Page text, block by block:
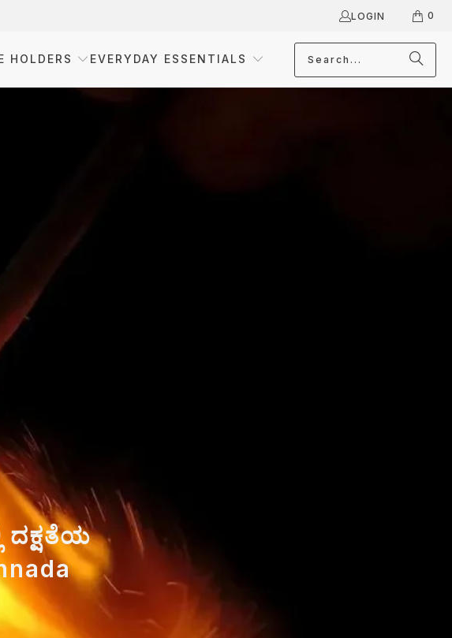
LOGIN 0
HOLDERS EVERYDAY ESSENTIALS
ದಕ್ಷತೆಯ